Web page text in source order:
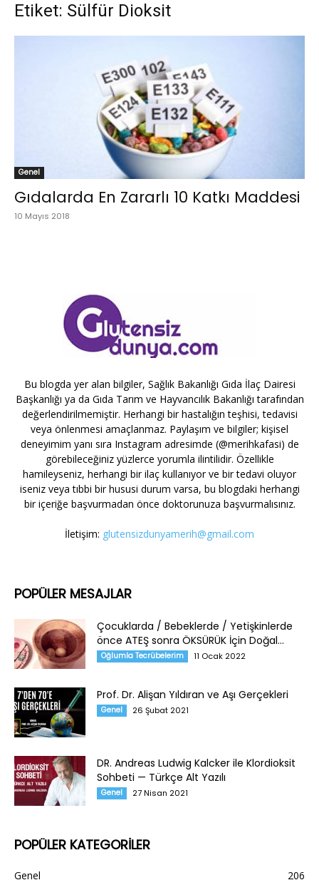
Etiket: Sülfür Dioksit
Genel
Gıdalarda En Zararlı 10 Katkı Maddesi
10 Mayıs 2018
Bu blogda yer alan bilgiler, Sağlık Bakanlığı Gıda İlaç Dairesi
Başkanlığı ya da Gıda Tarım ve Hayvancılık Bakanlığı tarafından
değerlendirilmemiştir. Herhangi bir hastalığın teşhisi, tedavisi
veya önlenmesi amaçlanmaz. Paylaşım ve bilgiler; kişisel
deneyimim yanı sıra Instagram adresimde (@merihkafasi) de
görebileceğiniz yüzlerce yorumla ilintilidir. Özellikle
hamileyseniz, herhangi bir ilaç kullanıyor ve bir tedavi oluyor
iseniz veya tıbbi bir hususi durum varsa, bu blogdaki herhangi
bir içeriğe başvurmadan önce doktorunuza başvurmalısınız.
İletişim: glutensizdunyamerih@gmail.com
POPÜLER MESAJLAR
Çocuklarda / Bebeklerde / Yetişkinlerde
önce ATEŞ sonra ÖKSÜRÜK İçin Doğal...
Oğlumla Tecrübelerim 11 Ocak 2022
Prof. Dr. Alişan Yıldıran ve Aşı Gerçekleri
Genel 26 Şubat 2021
DR. Andreas Ludwig Kalcker ile Klordioksit
Sohbeti — Türkçe Alt Yazılı
Genel 27 Nisan 2021
POPÜLER KATEGORİLER
Genel 206